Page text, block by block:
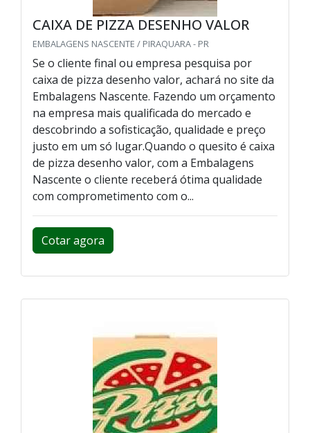
CAIXA DE PIZZA DESENHO VALOR
EMBALAGENS NASCENTE / PIRAQUARA - PR
Se o cliente final ou empresa pesquisa por
caixa de pizza desenho valor, achará no site da
Embalagens Nascente. Fazendo um orçamento
na empresa mais qualificada do mercado e
descobrindo a sofisticação, qualidade e preço
justo em um só lugar.Quando o quesito é caixa
de pizza desenho valor, com a Embalagens
Nascente o cliente receberá ótima qualidade
com comprometimento com o...
Cotar agora